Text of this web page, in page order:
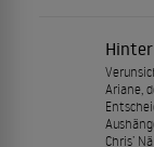
Ariane,
Chris’